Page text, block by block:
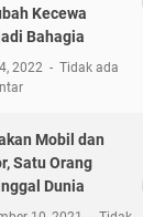
Kecewa
Bahagia
2022
Tidak ada
Mobil dan
Satu Orang
Dunia